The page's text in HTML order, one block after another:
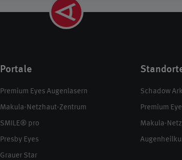
Portale
Premium Eyes Augenlasern
Makula-Netzhaut-Zentrum
SMILE® pro
Presby Eyes
Grauer Star
Schadow
Premium
Makula-